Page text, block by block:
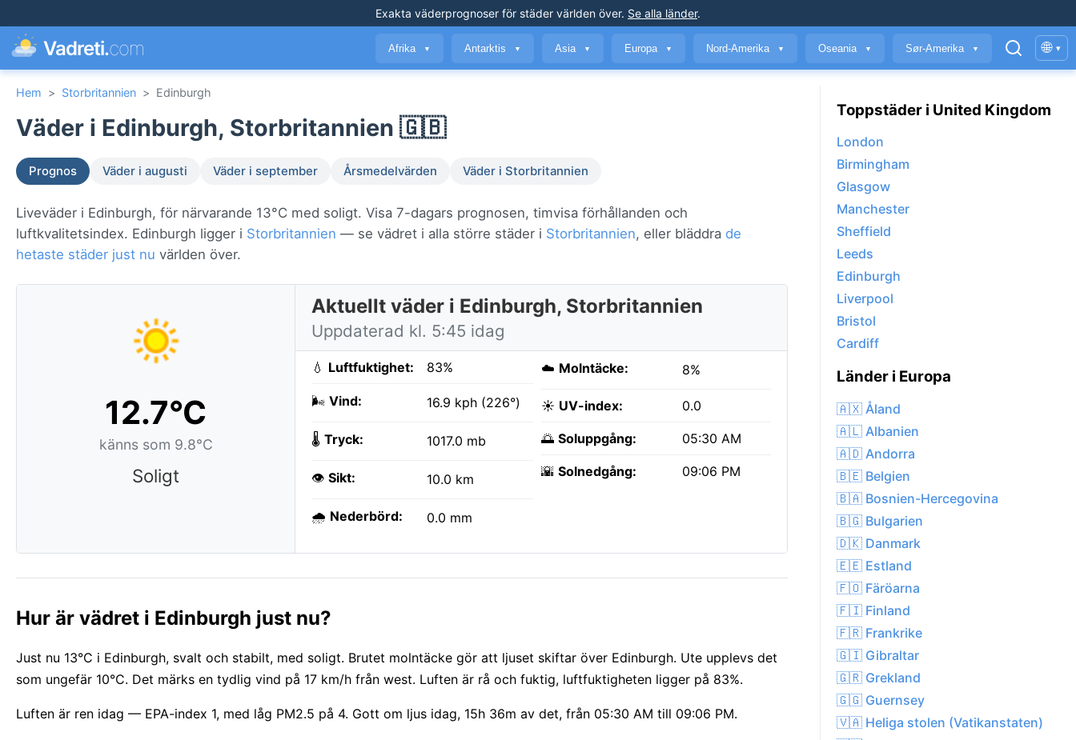
Exakta väderprognoser för städer världen över. Se alla länder.
Vadreti.com Afrika ▼ Antarktis ▼ Asia ▼ Europa ▼ Nord-Amerika ▼ Oseania ▼ Sør-Amerika ▼ 🌐 ▾
Hem > Storbritannien > Edinburgh
Väder i Edinburgh, Storbritannien 🇬🇧
Prognos Väder i augusti Väder i september Årsmedelvärden Väder i Storbritannien
Liveväder i Edinburgh, för närvarande 13°C med soligt. Visa 7-dagars prognosen, timvisa förhållanden och
luftkvalitetsindex. Edinburgh ligger i Storbritannien — se vädret i alla större städer i Storbritannien, eller bläddra de
hetaste städer just nu världen över.
12.7°C
känns som 9.8°C
Soligt
Aktuellt väder i Edinburgh, Storbritannien
Uppdaterad kl. 5:45 idag
💧 Luftfuktighet: 83%
🌬️ Vind: 16.9 kph (226°)
🌡️ Tryck: 1017.0 mb
👁️ Sikt: 10.0 km
🌧️ Nederbörd: 0.0 mm
☁️ Molntäcke: 8%
☀️ UV-index: 0.0
🌅 Soluppgång: 05:30 AM
🌇 Solnedgång: 09:06 PM
Hur är vädret i Edinburgh just nu?
Just nu 13°C i Edinburgh, svalt och stabilt, med soligt. Brutet molntäcke gör att ljuset skiftar över Edinburgh. Ute upplevs det
som ungefär 10°C. Det märks en tydlig vind på 17 km/h från west. Luften är rå och fuktig, luftfuktigheten ligger på 83%.
Luften är ren idag — EPA-index 1, med låg PM2.5 på 4. Gott om ljus idag, 15h 36m av det, från 05:30 AM till 09:06 PM.
Toppstäder i United Kingdom
London
Birmingham
Glasgow
Manchester
Sheffield
Leeds
Edinburgh
Liverpool
Bristol
Cardiff
Länder i Europa
🇦🇽 Åland
🇦🇱 Albanien
🇦🇩 Andorra
🇧🇪 Belgien
🇧🇦 Bosnien-Hercegovina
🇧🇬 Bulgarien
🇩🇰 Danmark
🇪🇪 Estland
🇫🇴 Färöarna
🇫🇮 Finland
🇫🇷 Frankrike
🇬🇮 Gibraltar
🇬🇷 Grekland
🇬🇬 Guernsey
🇻🇦 Heliga stolen (Vatikanstaten)